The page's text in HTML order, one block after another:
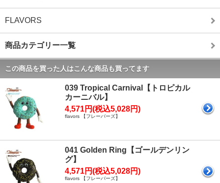
FLAVORS
商品カテゴリー一覧
この商品を買った人はこんな商品も買ってます
039 Tropical Carnival【トロピカル
カーニバル】
4,571円(税込5,028円)
flavors 【フレーバーズ】
041 Golden Ring【ゴールデンリン
グ】
4,571円(税込5,028円)
flavors 【フレーバーズ】